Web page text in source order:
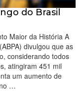
do Brasil
Maior da História A
divulgou que as
considerando todos
atingiram 451 mil
um aumento de
…